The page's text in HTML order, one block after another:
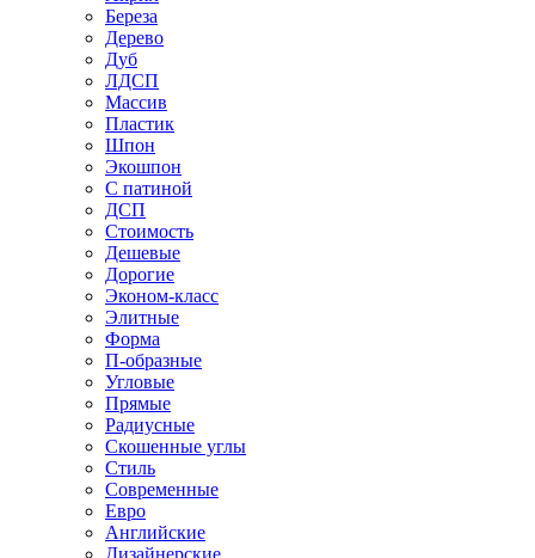
Береза
Дерево
Дуб
ЛДСП
Массив
Пластик
Шпон
Экошпон
С патиной
ДСП
Стоимость
Дешевые
Дорогие
Эконом-класс
Элитные
Форма
П-образные
Угловые
Прямые
Радиусные
Скошенные углы
Стиль
Современные
Евро
Английские
Дизайнерские